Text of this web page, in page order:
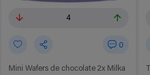
4
0
Mini Wafers de chocolate 2x Milka